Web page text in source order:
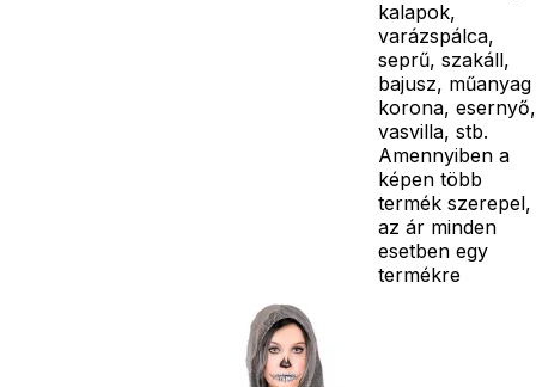
kalapok,
varázspálca,
seprű, szakáll,
bajusz, műanyag
korona, esernyő,
vasvilla, stb.
Amennyiben a
képen több
termék szerepel,
az ár minden
esetben egy
termékre
Ár
Darab